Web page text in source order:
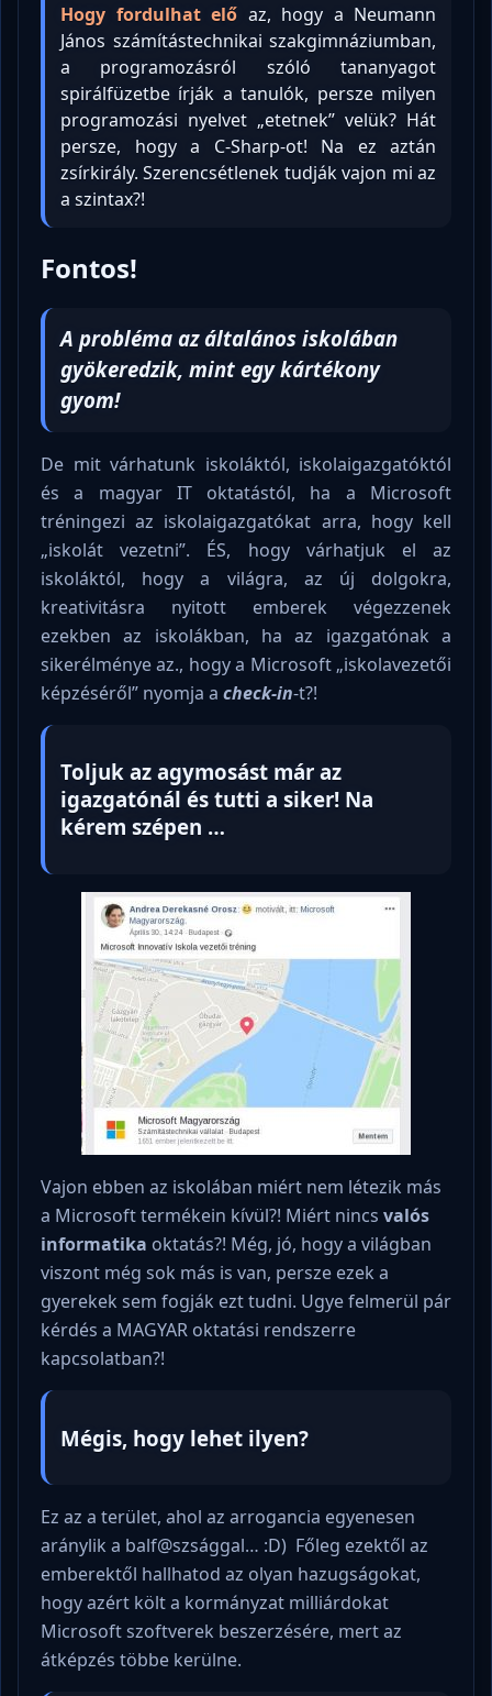
Hogy fordulhat elő az, hogy a Neumann
János számítástechnikai szakgimnáziumban,
a programozásról szóló tananyagot
spirálfüzetbe írják a tanulók, persze milyen
programozási nyelvet „etetnek” velük? Hát
persze, hogy a C-Sharp-ot! Na ez aztán
zsírkirály. Szerencsétlenek tudják vajon mi az
a szintax?!
Fontos!
A probléma az általános iskolában
gyökeredzik, mint egy kártékony
gyom!
De mit várhatunk iskoláktól, iskolaigazgatóktól
és a magyar IT oktatástól, ha a Microsoft
tréningezi az iskolaigazgatókat arra, hogy kell
„iskolát vezetni”. ÉS, hogy várhatjuk el az
iskoláktól, hogy a világra, az új dolgokra,
kreativitásra nyitott emberek végezzenek
ezekben az iskolákban, ha az igazgatónak a
sikerélménye az., hogy a Microsoft „iskolavezetői
képzéséről” nyomja a check-in-t?!
Toljuk az agymosást már az
igazgatónál és tutti a siker! Na
kérem szépen …
Vajon ebben az iskolában miért nem létezik más
a Microsoft termékein kívül?! Miért nincs valós
informatika oktatás?! Még, jó, hogy a világban
viszont még sok más is van, persze ezek a
gyerekek sem fogják ezt tudni. Ugye felmerül pár
kérdés a MAGYAR oktatási rendszerre
kapcsolatban?!
Mégis, hogy lehet ilyen?
Ez az a terület, ahol az arrogancia egyenesen
aránylik a balf@szsággal… :D) Főleg ezektől az
emberektől hallhatod az olyan hazugságokat,
hogy azért költ a kormányzat milliárdokat
Microsoft szoftverek beszerzésére, mert az
átképzés többe kerülne.